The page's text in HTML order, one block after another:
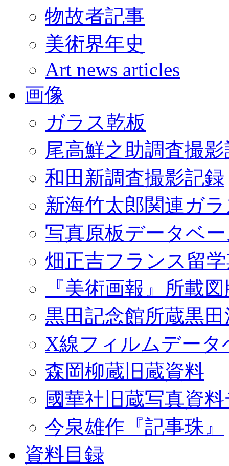
物故者記事
美術界年史
Art news articles
画像
ガラス乾板
尾高鮮之助調査撮
和田新調査撮影記録
新海竹太郎関連ガ
写真原板データベ
畑正吉フランス留
『美術画報』所載
黒田記念館所蔵黒
X線フィルムデータ
森岡柳蔵旧蔵資料
國華社旧蔵写真資
今泉雄作『記事珠』
資料目録